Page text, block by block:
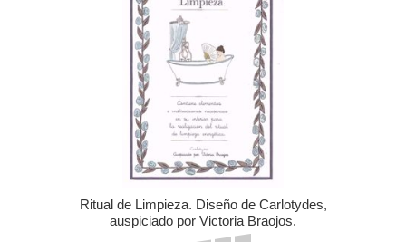
Ritual de Limpieza. Diseño de Carlotydes,
auspiciado por Victoria Braojos.